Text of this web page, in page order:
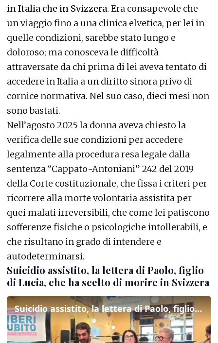
in Italia che in Svizzera. Era consapevole che
un viaggio fino a una clinica elvetica, per lei in
quelle condizioni, sarebbe stato lungo e
doloroso; ma conosceva le difficoltà
attraversate da chi prima di lei aveva tentato di
accedere in Italia a un diritto sinora privo di
cornice normativa. Nel suo caso, dieci mesi non
sono bastati.
Nell’agosto 2025 la donna aveva chiesto la
verifica delle sue condizioni per accedere
legalmente alla procedura resa legale dalla
sentenza “Cappato-Antoniani” 242 del 2019
della Corte costituzionale, che fissa i criteri per
ricorrere alla morte volontaria assistita per
quei malati irreversibili, che come lei patiscono
sofferenze fisiche o psicologiche intollerabili, e
che risultano in grado di intendere e
autodeterminarsi.
Suicidio assistito, la lettera di Paolo, figlio
di Lucia, che ha scelto di morire in Svizzera
Suicidio assistito, la lettera di Paolo, figlio di Lucia, che ha scelto di morire in Svizzera